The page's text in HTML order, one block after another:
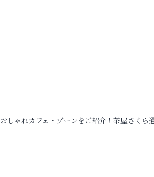
しゃれカフェ・ゾーンをご紹介！茶屋さくら